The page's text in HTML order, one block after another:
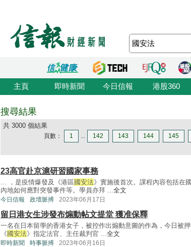
主頁 即時新聞 今日信報 港股360
搜尋結果
共 3000 個結果
頁數： 1 ... 142 143 144 145
23高官赴京滬研習國家事務
... ，是疫情爆發及《港區 國安法》實施後首次。課程內容包括在
內地如何應對突發事件等。學員亦拜 ...全文
今日信報 政壇脈搏 2023年06月17日
留日港女生涉發布煽動帖文提堂 獲准保釋
一名在日本留學的香港女子，被控作出煽動意圖的作為，今日被
《 國安法》指定法官、主任裁判官 ...全文
即時新聞 時事脈搏 2023年06月16日